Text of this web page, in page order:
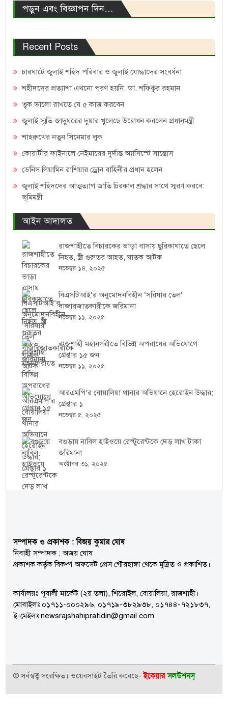
পড়ুন এবং বিজ্ঞাপন দিন…
Recent Posts
চারঘাটে জুলাই শহিদ পরিবার ও জুলাই যোদ্ধাদের সংবর্ধনা
শহীদদের প্রত্যাশা এখনো পূরণ হয়নি: ডা. শফিকুর রহমান
ত্বক ভালো রাখতে যে ৫ কাজ করবেন
জুলাই স্মৃতি জাদুঘরের দুয়ার খুলেছে উদ্বোধন করলেন প্রধানমন্ত্রী
শাহরুখের নতুন সিনেমার লুক
কোয়ার্টার ফাইনালে নেইমারের দুর্দান্ত অ্যাসিস্টে সান্তোস
ডেনিস লিয়ামিন রাশিয়ার ড্রোন বাহিনীর প্রধান হলেন
জুলাই শহিদদের আত্মত্যাগ জাতি চিরকাল শ্রদ্ধার সাথে স্মরণ করবে:
ভূমিমন্ত্রী
আইন আদালত
রাজশাহীতে বিচারকের ভাড়া বাসায় ছুরিকাঘাতে ছেলে
নিহত, স্ত্রী গুরুতর আহত, ঘাতক আটক
নভেম্বর ১৪, ২০২৫
বিএসটিআই’র অনুমোদনবিহীন ‘সরিষার তেল’
বাজারজাতকারীকে জরিমানা
নভেম্বর ১১, ২০২৫
রাজশাহী মহানগরীতে বিভিন্ন অপরাধের অভিযোগে
গ্রেপ্তার ১৫ জন
নভেম্বর ১১, ২০২৫
আরএমপি’র বোয়ালিয়া থানার অভিযানে হেরোইন উদ্ধার;
গ্রেপ্তার ১
নভেম্বর ৫, ২০২৫
বগুড়ায় নাবিল হাইওয়ে রেস্টুরেন্টকে দেড় লাখ টাকা
জরিমানা
অক্টোবর ৩১, ২০২৫
সম্পাদক ও প্রকাশক : বিজয় কুমার ঘোষ
নিবাহী সম্পাদক : অজয় ঘোষ
প্রকাশক কর্তৃক বিকল্প অফসেট প্রেস গৌরহাঙ্গা থেকে মুদ্রিত ও প্রকাশিত।
কার্যালয়ঃ পূবালী মার্কেট (২য় তলা), শিরোইল, বোয়ালিয়া, রাজশাহী।
মোবাইলঃ ০১৭১১-০০০২৯৬, ০১৭১৯-৩৮২৯৩৮, ০১৭৪৪-৭২১৮৩৭,
ই-মেইলঃ newsrajshahipratidin@gmail.com
© সর্বস্বত্ব সংরক্ষিত। ওয়েবসাইট তৈরি করেছে-ইকেয়ার সলউশনস্